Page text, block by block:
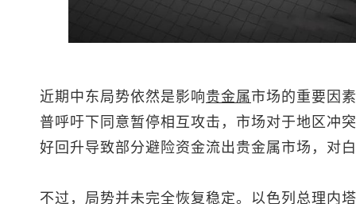
近期中东局势依然是影响贵金属市场的重要因
普呼吁下同意暂停相互攻击，市场对于地区冲
好回升导致部分避险资金流出贵金属市场，对
不过，局势并未完全恢复稳定。以色列总理内